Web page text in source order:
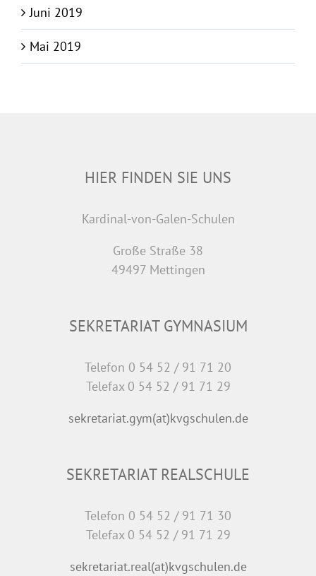
Juni 2019
Mai 2019
HIER FINDEN SIE UNS
Kardinal-von-Galen-Schulen
Große Straße 38
49497 Mettingen
SEKRETARIAT GYMNASIUM
Telefon 0 54 52 / 91 71 20
Telefax 0 54 52 / 91 71 29
sekretariat.gym(at)kvgschulen.de
SEKRETARIAT REALSCHULE
Telefon 0 54 52 / 91 71 30
Telefax 0 54 52 / 91 71 29
sekretariat.real(at)kvgschulen.de